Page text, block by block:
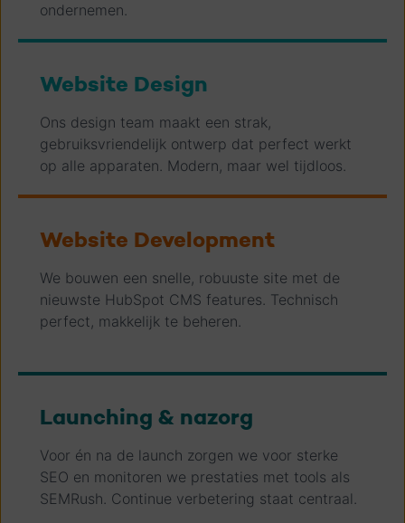
ondernemen.
Website Design
Ons design team maakt een strak,
gebruiksvriendelijk ontwerp dat perfect werkt
op alle apparaten. Modern, maar wel tijdloos.
Website Development
We bouwen een snelle, robuuste site met de
nieuwste HubSpot CMS features. Technisch
perfect, makkelijk te beheren.
Launching & nazorg
Voor én na de launch zorgen we voor sterke
SEO en monitoren we prestaties met tools als
SEMRush. Continue verbetering staat centraal.